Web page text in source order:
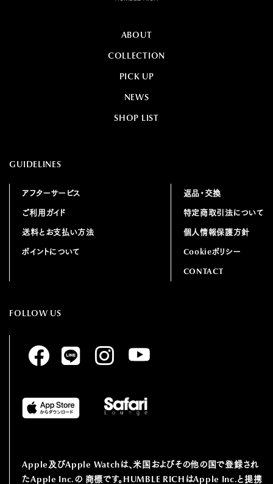
ABOUT
COLLECTION
PICK UP
NEWS
SHOP LIST
GUIDELINES
アフターサービス
ご利用ガイド
送料とお支払い方法
ポイントについて
返品・交換
特定商取引法について
個人情報保護方針
Cookieポリシー
CONTACT
FOLLOW US
Apple及びApple Watchは、⽶国およびその他の国で登録され
たApple Inc.の 商標です。HUMBLE RICHはApple Inc.と提携